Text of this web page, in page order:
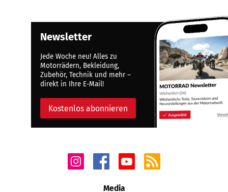
Newsletter
Jede Woche neu! Alles zu
Motorrädern, Bekleidung,
Zubehör, Technik und mehr –
direkt in Ihre E-Mail!
Kostenlos abonnieren
Media